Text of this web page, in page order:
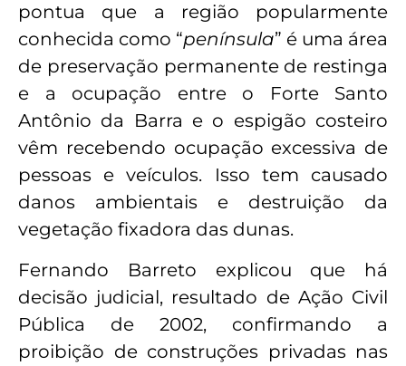
pontua que a região popularmente
conhecida como “península” é uma área
de preservação permanente de restinga
e a ocupação entre o Forte Santo
Antônio da Barra e o espigão costeiro
vêm recebendo ocupação excessiva de
pessoas e veículos. Isso tem causado
danos ambientais e destruição da
vegetação fixadora das dunas.
Fernando Barreto explicou que há
decisão judicial, resultado de Ação Civil
Pública de 2002, confirmando a
proibição de construções privadas nas